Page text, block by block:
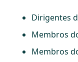
Dirigentes
Membros
Membros